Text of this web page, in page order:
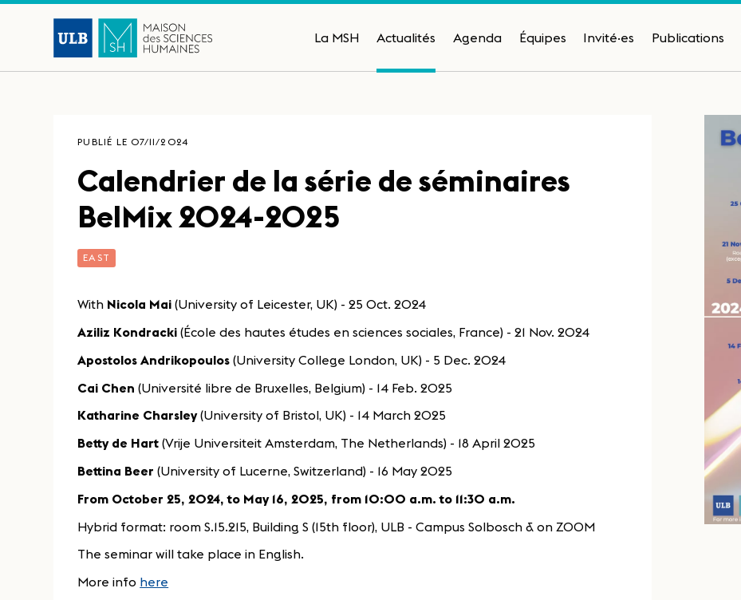
La MSH Actualités Agenda Équipes Invité·es Publications
PUBLIÉ LE 07/11/2024
Calendrier de la série de séminaires
BelMix 2024-2025
EAST
With Nicola Mai (University of Leicester, UK) - 25 Oct. 2024
Aziliz Kondracki (École des hautes études en sciences sociales, France) - 21 Nov. 2024
Apostolos Andrikopoulos (University College London, UK) - 5 Dec. 2024
Cai Chen (Université libre de Bruxelles, Belgium) - 14 Feb. 2025
Katharine Charsley(University of Bristol, UK) - 14 March 2025
Betty de Hart (Vrije Universiteit Amsterdam, The Netherlands) - 18 April 2025
Bettina Beer (University of Lucerne, Switzerland) - 16 May 2025
From October 25, 2024, to May 16, 2025, from 10:00 a.m. to 11:30 a.m.
Hybrid format: room S.15.215, Building S (15th floor), ULB - Campus Solbosch & on ZOOM
The seminar will take place in English.
More info here